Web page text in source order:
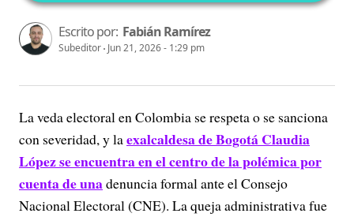
Escrito por: Fabián Ramírez
Subeditor Jun 21, 2026 - 1:29 pm
La veda electoral en Colombia se respeta o se sanciona
con severidad, y laexalcaldesa de Bogotá Claudia
López se encuentra en el centro de la polémica por
cuenta de unadenuncia formal ante el Consejo
Nacional Electoral (CNE). La queja administrativa fue